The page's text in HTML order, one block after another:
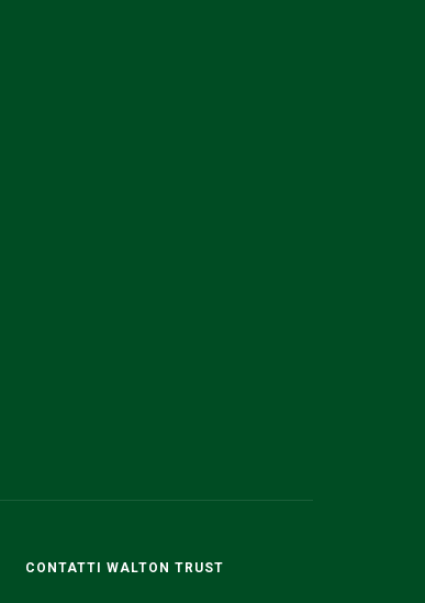
CONTATTI WALTON TRUST